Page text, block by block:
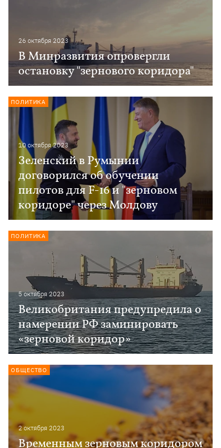
26 октября 2023
В Минразвития опровергли
остановку "зернового коридора"
10 октября 2023
Зеленский в Румынии
договорился об обучении
пилотов для F-16 и "зерновом
коридоре" через Молдову
ПОЛИТИКА
5 октября 2023
Великобритания предупредила о
намерении РФ заминировать
«зерновой коридор»
ПОЛИТИКА
2 октября 2023
Временным зерновым коридором
ОБЩЕСТВО